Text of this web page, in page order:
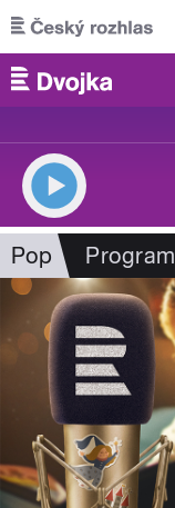
Přejít k hlavnímu
Pop Program